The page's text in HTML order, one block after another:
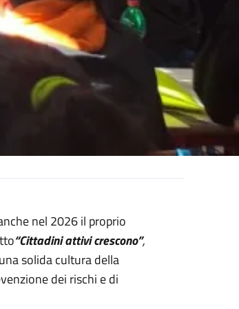
nel 2026 il proprio
“Cittadini attivi crescono”,
solida cultura della
dei rischi e di